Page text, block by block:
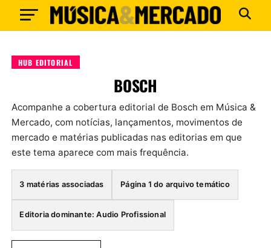
HUB EDITORIAL
BOSCH
Acompanhe a cobertura editorial de Bosch em Música &
Mercado, com notícias, lançamentos, movimentos de
mercado e matérias publicadas nas editorias em que
este tema aparece com mais frequência.
3 matérias associadas Página 1 do arquivo temático
Editoria dominante: Audio Profissional